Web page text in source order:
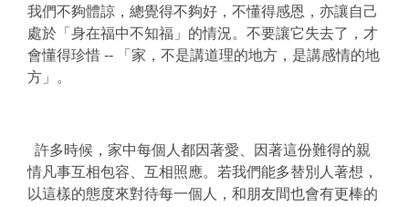
我們不夠體諒，總覺得不夠好，不懂得感恩，亦讓自己
處於「身在福中不知福」的情況。不要讓它失去了，才
會懂得珍惜 -- 「家，不是講道理的地方，是講感情的地
方」。
許多時候，家中每個人都因著愛、因著這份難得的親
情凡事互相包容、互相照應。若我們能多替別人著想，
以這樣的態度來對待每一個人，和朋友間也會有更棒的